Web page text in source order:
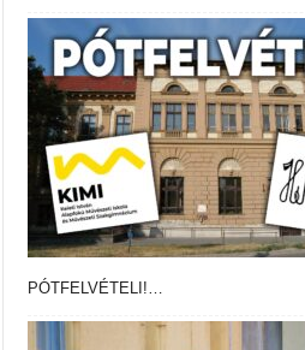
PÓTFELVÉTELI!…